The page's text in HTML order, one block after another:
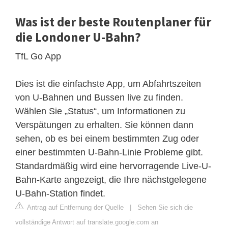
Was ist der beste Routenplaner für
die Londoner U-Bahn?
TfL Go App
Dies ist die einfachste App, um Abfahrtszeiten
von U-Bahnen und Bussen live zu finden.
Wählen Sie „Status“, um Informationen zu
Verspätungen zu erhalten. Sie können dann
sehen, ob es bei einem bestimmten Zug oder
einer bestimmten U-Bahn-Linie Probleme gibt.
Standardmäßig wird eine hervorragende Live-U-
Bahn-Karte angezeigt, die Ihre nächstgelegene
U-Bahn-Station findet.
Antrag auf Entfernung der Quelle
Sehen Sie sich die
vollständige Antwort auf translate.google.com an